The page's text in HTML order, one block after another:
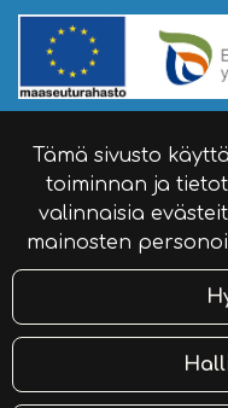
Tämä sivusto
toiminnan ja
valinnaisia
mainosten